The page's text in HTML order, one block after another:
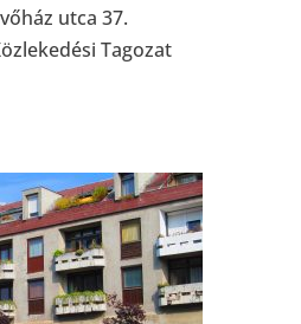
utca 37.
Tagozat